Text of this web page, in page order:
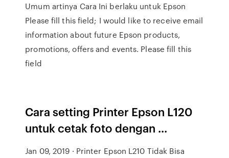
Umum artinya Cara Ini berlaku untuk Epson
Please fill this field; I would like to receive email
information about future Epson products,
promotions, offers and events. Please fill this
field
Cara setting Printer Epson L120
untuk cetak foto dengan ...
Jan 09, 2019 · Printer Epson L210 Tidak Bisa